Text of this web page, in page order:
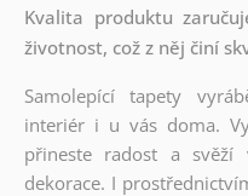
Kvalita produktu
životnost, což z něj činí
Samolepící tapety
interiér i u vás doma.
přineste radost a
dekorace. I